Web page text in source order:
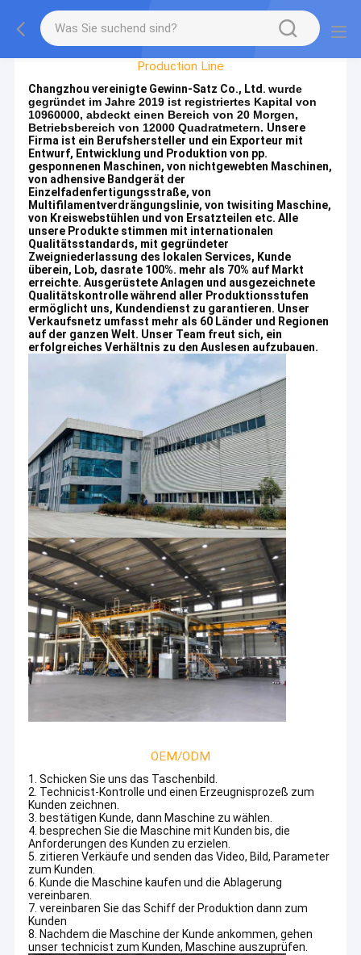
Factory Tour
Production Line
Changzhou vereinigte Gewinn-Satz Co., Ltd.wurde
gegründet im Jahre 2019 ist registriertes Kapital von
10960000, abdeckt einen Bereich von 20 Morgen,
Betriebsbereich von 12000 Quadratmetern. Unsere
Firma ist ein Berufshersteller und ein Exporteur mit
Entwurf, Entwicklung und Produktion von pp.
gesponnenen Maschinen, von nichtgewebten Maschinen,
von adhensive Bandgerät der
Einzelfadenfertigungsstraße, von
Multifilamentverdrängungslinie, von twisiting Maschine,
von Kreiswebstühlen und von Ersatzteilen etc. Alle
unsere Produkte stimmen mit internationalen
Qualitätsstandards, mit gegründeter
Zweigniederlassung des lokalen Services, Kunde
überein, Lob, dasrate 100%. mehr als 70% auf Markt
erreichte. Ausgerüstete Anlagen und ausgezeichnete
Qualitätskontrolle während aller Produktionsstufen
ermöglicht uns, Kundendienst zu garantieren. Unser
Verkaufsnetz umfasst mehr als 60 Länder und Regionen
auf der ganzen Welt. Unser Team freut sich, ein
erfolgreiches Verhältnis zu den Auslesen aufzubauen.
OEM/ODM
1. Schicken Sie uns das Taschenbild.
2. Technicist-Kontrolle und einen Erzeugnisprozeß zum
Kunden zeichnen.
3. bestätigen Kunde, dann Maschine zu wählen.
4. besprechen Sie die Maschine mit Kunden bis, die
Anforderungen des Kunden zu erzielen.
5. zitieren Verkäufe und senden das Video, Bild, Parameter
zum Kunden.
6. Kunde die Maschine kaufen und die Ablagerung
vereinbaren.
7. vereinbaren Sie das Schiff der Produktion dann zum
Kunden
8. Nachdem die Maschine der Kunde ankommen, gehen
unser technicist zum Kunden, Maschine auszuprüfen.